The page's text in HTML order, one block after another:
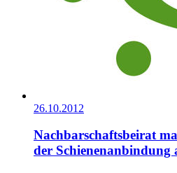
26.10.2012
Nachbarschaftsbeirat
der Schienenanbindung